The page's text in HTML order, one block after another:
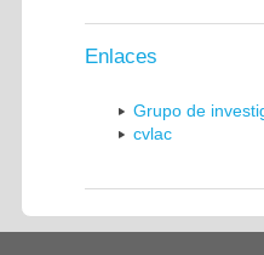
Enlaces
Grupo de
cvlac